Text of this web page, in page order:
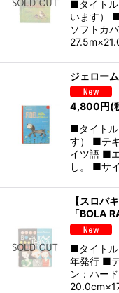
■タイト
います）
ソフトカ
ジェロー
4,800円(
■タイト
す） ■テ
イツ語 ■
し。 ■サ
【スロバ
「BOLA
■タイト
年発行 ■
ン：ハー